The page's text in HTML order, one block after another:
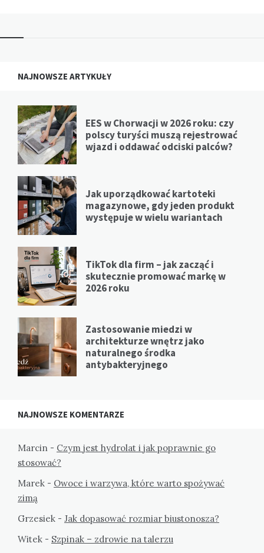
NAJNOWSZE ARTYKUŁY
EES w Chorwacji w 2026 roku: czy
polscy turyści muszą rejestrować
wjazd i oddawać odciski palców?
Jak uporządkować kartoteki
magazynowe, gdy jeden produkt
występuje w wielu wariantach
TikTok dla firm – jak zacząć i
skutecznie promować markę w
2026 roku
Zastosowanie miedzi w
architekturze wnętrz jako
naturalnego środka
antybakteryjnego
NAJNOWSZE KOMENTARZE
Marcin - Czym jest hydrolat i jak poprawnie go
stosować?
Marek - Owoce i warzywa, które warto spożywać
zimą
Grzesiek - Jak dopasować rozmiar biustonosza?
Witek - Szpinak – zdrowie na talerzu